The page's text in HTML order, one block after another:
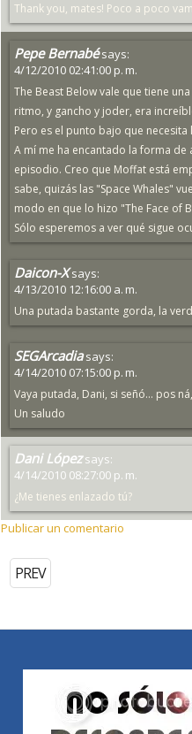
Thank you, mates! Poco a poco
Pepe Bernabé says:
4/12/2010 02:41:00 p. m.
The Beast Below vale que tiene
ritmo, y gancho y joder, era
Pero es el punto bajo que
A mí me ha encantado la forma
episodio. Creo que Moffat está
sabe, quizás las "Space Whales"
modo en que lo hizo "The Face of
Sólo esperemos a ver qué sigue
Daicon-X says:
4/13/2010 12:16:00 a. m.
Una putada bastante gorda, la
SEGArcadia says:
4/14/2010 07:15:00 p. m.
Vaya putada, Dani, si señó... pos
Un saludo
Dani López says:
4/14/2010 08:27:00 p. m.
¿Me tienes enlazado tú?
Publicar un comentario
PREV